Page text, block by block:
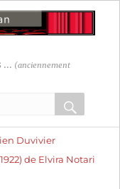
... (anciennement
OK
Duvivier
de Elvira Notari